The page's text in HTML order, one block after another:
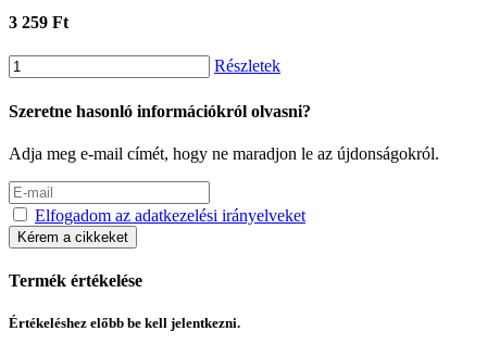
3 259 Ft
Részletek
Szeretne hasonló információkról olvasni?
Adja meg e-mail címét, hogy ne maradjon le az újdonságokról.
Elfogadom az adatkezelési irányelveket
Kérem a cikkeket
Termék értékelése
Értékeléshez előbb be kell jelentkezni.